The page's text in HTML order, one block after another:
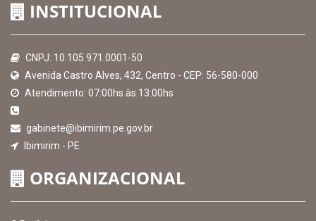
INSTITUCIONAL
CNPJ: 10.105.971.0001-50
Avenida Castro Alves, 432, Centro - CEP: 56-580-000
Atendimento: 07:00hs às 13:00hs
gabinete@ibimirim.pe.gov.br
Ibimirim - PE
ORGANIZACIONAL